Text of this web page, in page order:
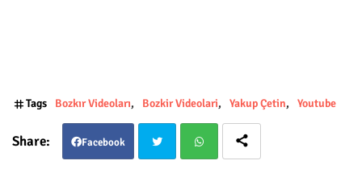
Tags Bozkır Videoları Bozkir Videolari Yakup Çetin Youtube
Facebook